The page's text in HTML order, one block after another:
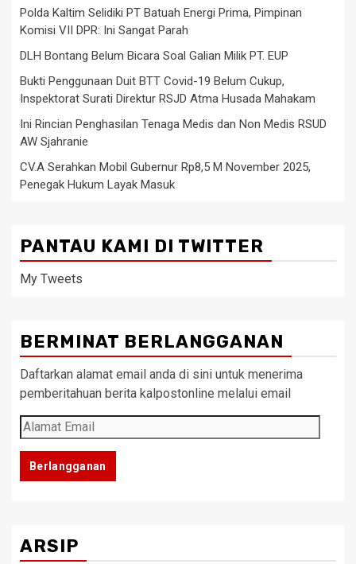
Polda Kaltim Selidiki PT Batuah Energi Prima, Pimpinan
Komisi VII DPR: Ini Sangat Parah
DLH Bontang Belum Bicara Soal Galian Milik PT. EUP
Bukti Penggunaan Duit BTT Covid-19 Belum Cukup,
Inspektorat Surati Direktur RSJD Atma Husada Mahakam
Ini Rincian Penghasilan Tenaga Medis dan Non Medis RSUD
AW Sjahranie
CV.A Serahkan Mobil Gubernur Rp8,5 M November 2025,
Penegak Hukum Layak Masuk
PANTAU KAMI DI TWITTER
My Tweets
BERMINAT BERLANGGANAN
Daftarkan alamat email anda di sini untuk menerima
pemberitahuan berita kalpostonline melalui email
Alamat
Email
Berlangganan
ARSIP